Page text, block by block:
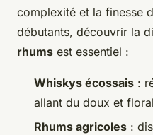
complexité et la finesse
débutants, découvrir la
rhums est essentiel :
Whiskys écossais :
allant du doux et
Rhums agricoles :